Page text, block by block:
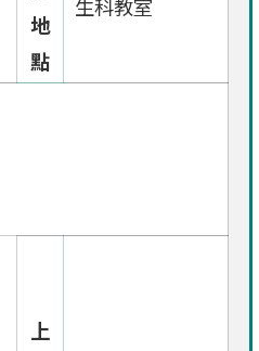
地
點
生科教室
上